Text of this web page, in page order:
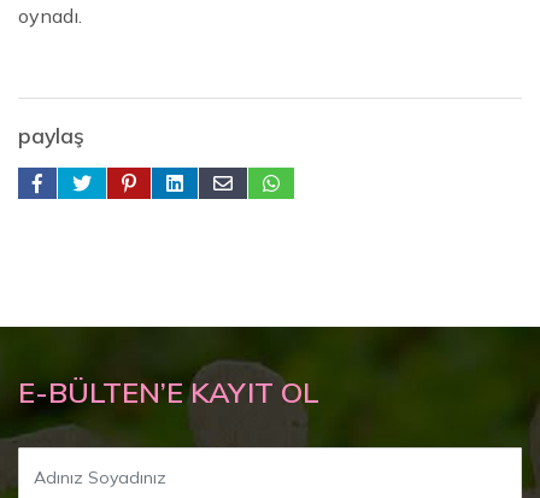
oynadı.
paylaş
E-BÜLTEN’E KAYIT OL